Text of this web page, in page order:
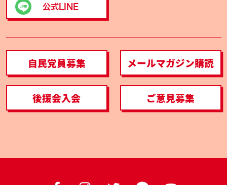
公式LINE
自民党員募集 メールマガジン購読
後援会入会 ご意見募集